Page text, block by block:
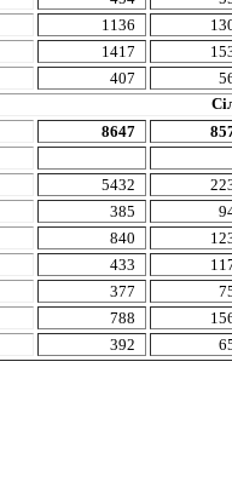
1136
1417
407
8647
5432
385
840
433
377
788
392